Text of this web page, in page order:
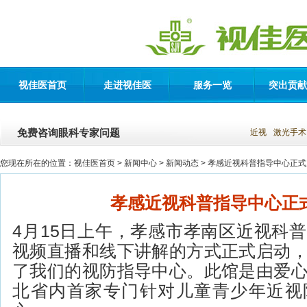
视佳医首页 走进视佳医 服务一览 突出贡
免费咨询眼科专家问题 近视 激光手术
您现在所在的位置： 视佳医首页 > 新闻中心 > 新闻动态 > 孝感近视科普指导中心正
孝感近视科普指导中心正
4月15日上午，孝感市孝南区近视科
视频直播和线下讲解的方式正式启动
了我们的视防指导中心。此馆是由爱
北省内首家专门针对儿童青少年近